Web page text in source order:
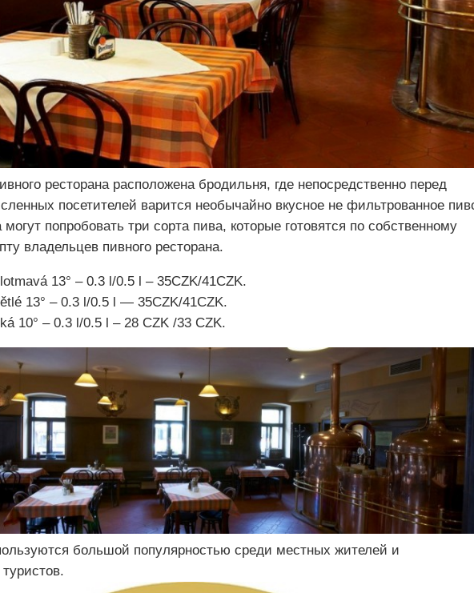
ресторана расположена бродильня, где непосредственно перед
посетителей варится необычайно вкусное не фильтрованное
могут попробовать три сорта пива, которые готовятся по собственному
владельцев пивного ресторана.
13° – 0.3 l/0.5 l – 35CZK/41CZK.
13° – 0.3 l/0.5 l — 35CZK/41CZK.
10° – 0.3 l/0.5 l – 28 CZK /33 CZK.
большой популярностью среди местных жителей и